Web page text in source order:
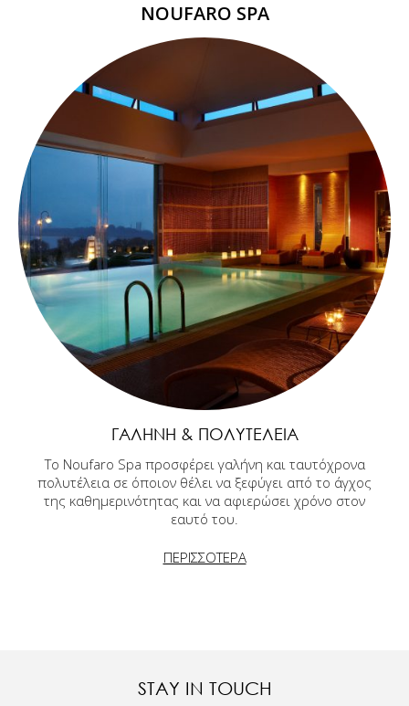
NOUFARO SPA
ΓΑΛΉΝΗ & ΠΟΛΥΤΈΛΕΙΑ
Το Noufaro Spa προσφέρει γαλήνη και ταυτόχρονα
πολυτέλεια σε όποιον θέλει να ξεφύγει από το άγχος
της καθημερινότητας και να αφιερώσει χρόνο στον
εαυτό του.
ΠΕΡΙΣΣΟΤΕΡΑ
STAY IN TOUCH